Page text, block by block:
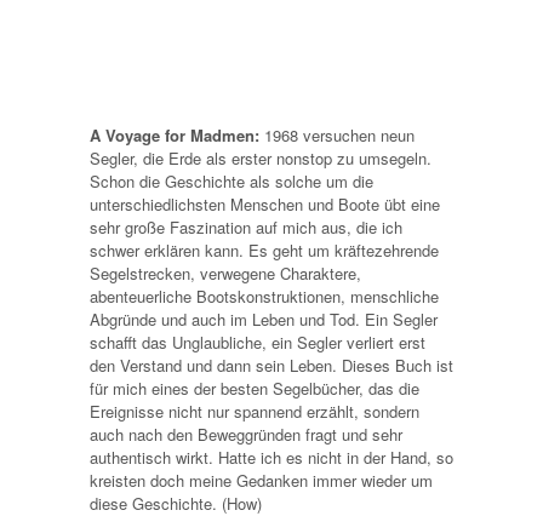
A Voyage for Madmen: 1968 versuchen neun
Segler, die Erde als erster nonstop zu umsegeln.
Schon die Geschichte als solche um die
unterschiedlichsten Menschen und Boote übt eine
sehr große Faszination auf mich aus, die ich
schwer erklären kann. Es geht um kräftezehrende
Segelstrecken, verwegene Charaktere,
abenteuerliche Bootskonstruktionen, menschliche
Abgründe und auch im Leben und Tod. Ein Segler
schafft das Unglaubliche, ein Segler verliert erst
den Verstand und dann sein Leben. Dieses Buch ist
für mich eines der besten Segelbücher, das die
Ereignisse nicht nur spannend erzählt, sondern
auch nach den Beweggründen fragt und sehr
authentisch wirkt. Hatte ich es nicht in der Hand, so
kreisten doch meine Gedanken immer wieder um
diese Geschichte. (How)